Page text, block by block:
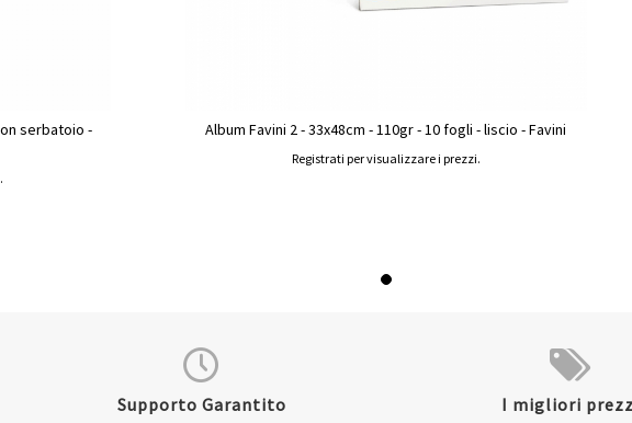
serbatoio -
Album Favini 2 - 33x48cm - 110gr - 10 fogli - liscio - Favini
Registrati per visualizzare i prezzi.
Supporto Garantito I migliori